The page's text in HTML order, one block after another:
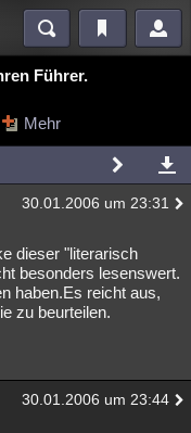
Mystery Kriminalfälle
Ufologie
Gaming Filme
Führer.
Mehr
30.01.2006 um 23:31
dieser "literarisch
besonders lesenswert.
haben.Es reicht aus,
zu beurteilen.
30.01.2006 um 23:44